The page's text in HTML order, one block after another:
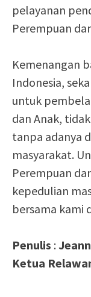
pelayanan
Perempuan
Kemenangan
Indonesia,
untuk
dan Anak,
tanpa adanya
masyarakat.
Perempuan
kepedulian
bersama kami
Penulis :
Ketua